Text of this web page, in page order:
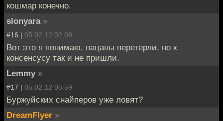
кошмар конечно.
slonyara »
#16 | 05.02.12 02:08
Вот это я понимаю, пацаны перетерли, но к
консенсусу так и не пришли.
Lemmy »
#17 | 05.02.12 05:59
Буржуйских снайперов уже ловят?
DreamFlyer »